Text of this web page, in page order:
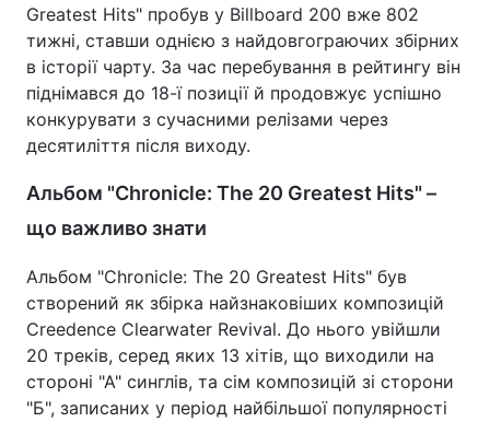
Greatest Hits" пробув у Billboard 200 вже 802
тижні, ставши однією з найдовгограючих збірних
в історії чарту. За час перебування в рейтингу він
піднімався до 18-ї позиції й продовжує успішно
конкурувати з сучасними релізами через
десятиліття після виходу.
Альбом "Chronicle: The 20 Greatest Hits" –
що важливо знати
Альбом "Chronicle: The 20 Greatest Hits" був
створений як збірка найзнаковіших композицій
Creedence Clearwater Revival. До нього увійшли
20 треків, серед яких 13 хітів, що виходили на
стороні "А" синглів, та сім композицій зі сторони
"Б", записаних у період найбільшої популярності